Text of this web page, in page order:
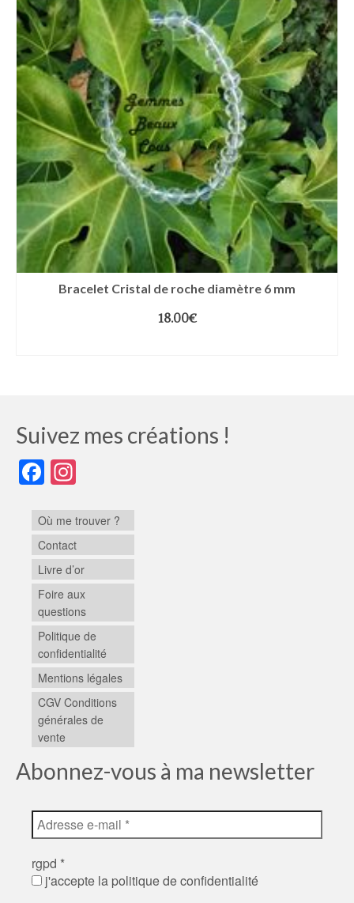
Bracelet Cristal de roche diamètre 6 mm
18.00€
Suivez mes créations !
Facebook
Où me trouver ?
Contact
Livre d’or
Foire aux
questions
Politique de
confidentialité
Mentions légales
CGV Conditions
générales de
vente
Abonnez-vous à ma newsletter
rgpd *
j'accepte la politique de confidentialité